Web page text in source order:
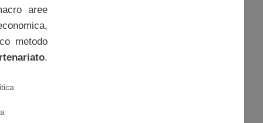
aree
metodo
.